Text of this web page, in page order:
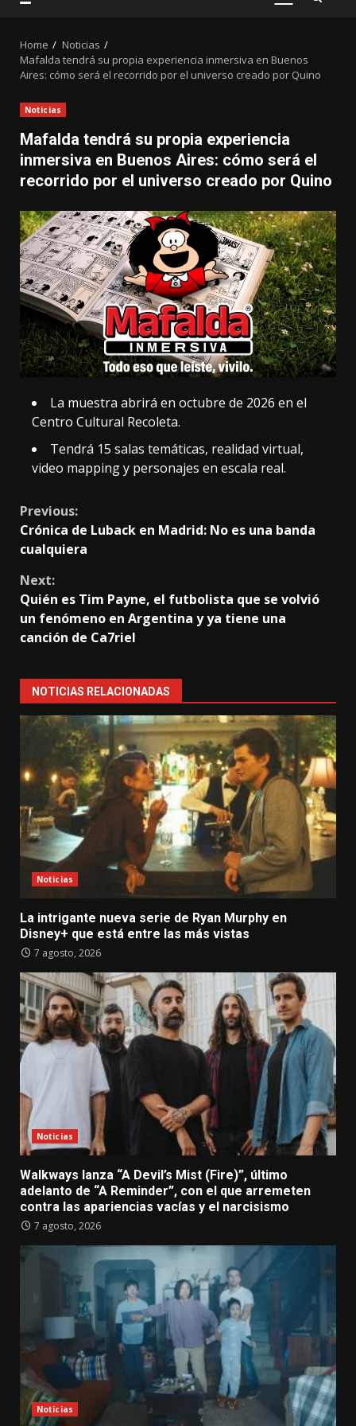
PRIMARY
Home
Noticias
Mafalda tendrá su propia experiencia inmersiva en Buenos
Aires: cómo será el recorrido por el universo creado por Quino
Noticias
Mafalda tendrá su propia experiencia
inmersiva en Buenos Aires: cómo será el
recorrido por el universo creado por Quino
La muestra abrirá en octubre de 2026 en el
Centro Cultural Recoleta.
Tendrá 15 salas temáticas, realidad virtual,
video mapping y personajes en escala real.
Continue
Reading
Previous:
Crónica de Luback en Madrid: No es una banda
cualquiera
Next:
Quién es Tim Payne, el futbolista que se volvió
un fenómeno en Argentina y ya tiene una
canción de Ca7riel
NOTICIAS RELACIONADAS
Noticias
La intrigante nueva serie de Ryan Murphy en
Disney+ que está entre las más vistas
7 agosto, 2026
Noticias
Walkways lanza “A Devil’s Mist (Fire)”, último
adelanto de “A Reminder”, con el que arremeten
contra las apariencias vacías y el narcisismo
7 agosto, 2026
Noticias